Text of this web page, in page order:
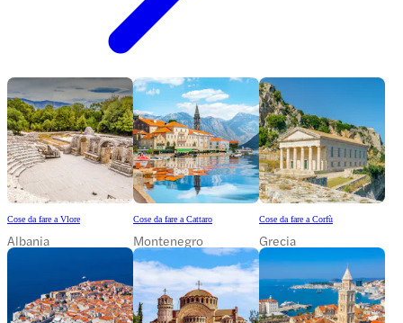
Cose da fare a Vlore
Albania
Cose da fare a Cattaro
Montenegro
Cose da fare a Corfù
Grecia